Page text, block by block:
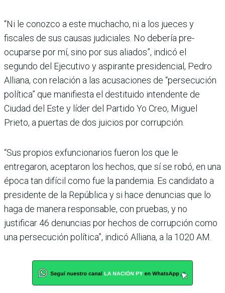
“Ni le conozco a este mucha­cho, ni a los jueces y
fiscales de sus cau­sas judiciales. No debería pre­
ocuparse por mí, sino por sus aliados”, indicó el
segundo del Ejecutivo y aspirante presi­dencial, Pedro
Alliana, con relación a las acusaciones de “persecución
política” que manifiesta el destituido intendente de
Ciudad del Este y líder del Partido Yo Creo, Miguel
Prieto, a puertas de dos juicios por corrupción.
“Sus propios exfuncionarios fueron los que le
entregaron, aceptaron los hechos, que sí se robó, en una
época tan difí­cil como fue la pandemia. Es candidato a
presidente de la República y si hace denun­cias que lo
haga de manera responsable, con pruebas, y no
justificar 46 denuncias por hechos de corrupción como
una persecución política”, indicó Alliana, a la 1020 AM.